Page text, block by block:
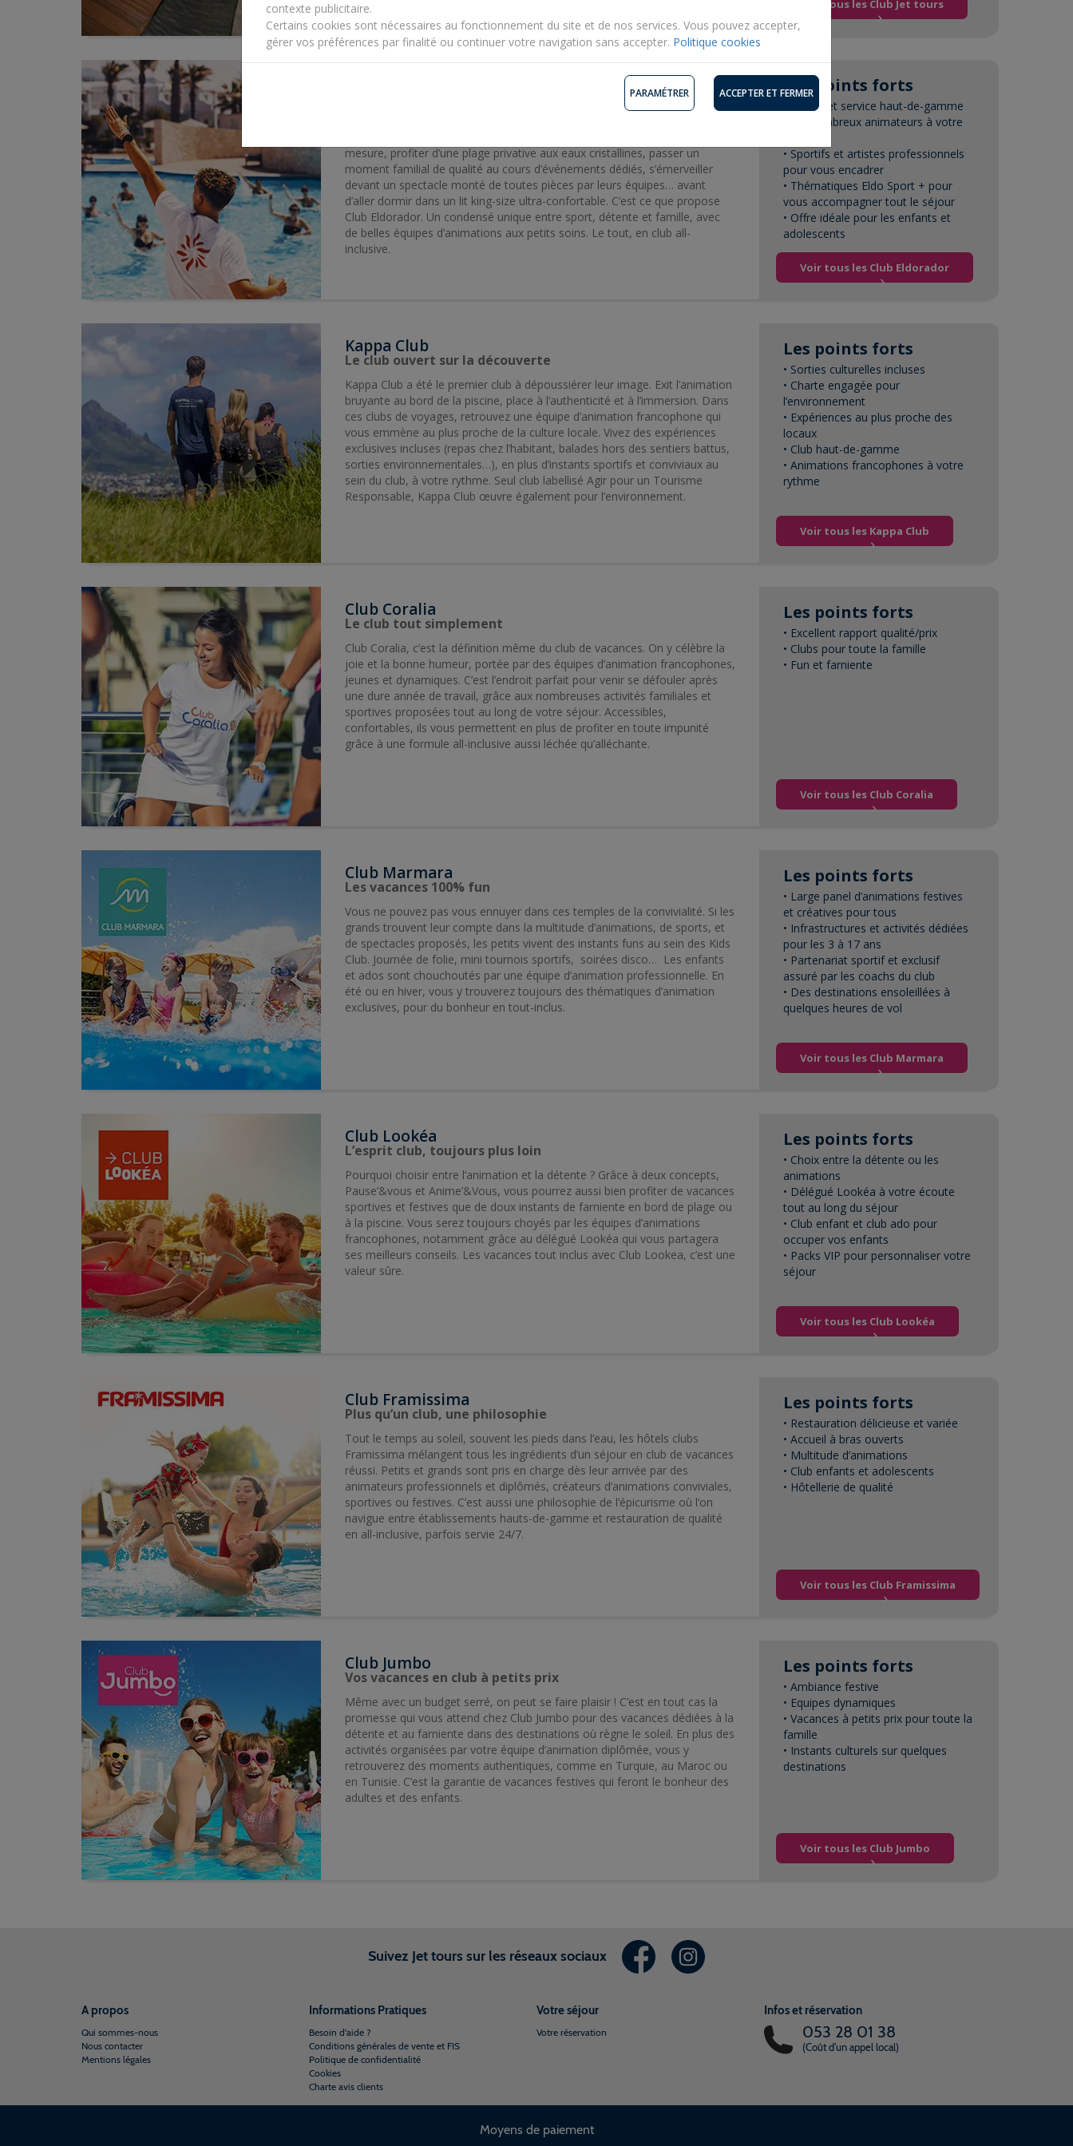
Voir tous les Club Jet tours
mesure, profiter d’une plage privative aux eaux cristallines, passer un
moment familial de qualité au cours d’événements dédiés, s’émerveiller
devant un spectacle monté de toutes pièces par leurs équipes… avant
d’aller dormir dans un lit king-size ultra-confortable. C’est ce que propose
Club Eldorador. Un condensé unique entre sport, détente et famille, avec
de belles équipes d’animations aux petits soins. Le tout, en club all-
inclusive.
Les points forts
• Hôtels et service haut-de-gamme
• De nombreux animateurs à votre
• Sportifs et artistes professionnels
pour vous encadrer
• Thématiques Eldo Sport + pour
vous accompagner tout le séjour
• Offre idéale pour les enfants et
adolescents
Voir tous les Club Eldorador
Kappa Club
Le club ouvert sur la découverte
Kappa Club a été le premier club à dépoussiérer leur image. Exit l’animation
bruyante au bord de la piscine, place à l’authenticité et à l’immersion. Dans
ces clubs de voyages, retrouvez une équipe d’animation francophone qui
vous emmène au plus proche de la culture locale. Vivez des expériences
exclusives incluses (repas chez l’habitant, balades hors des sentiers battus,
sorties environnementales…), en plus d’instants sportifs et conviviaux au
sein du club, à votre rythme. Seul club labellisé Agir pour un Tourisme
Responsable, Kappa Club œuvre également pour l’environnement.
Les points forts
• Sorties culturelles incluses
• Charte engagée pour
l’environnement
• Expériences au plus proche des
locaux
• Club haut-de-gamme
• Animations francophones à votre
rythme
Voir tous les Kappa Club
Club Coralia
Le club tout simplement
Club Coralia, c’est la définition même du club de vacances. On y célèbre la
joie et la bonne humeur, portée par des équipes d’animation francophones,
jeunes et dynamiques. C’est l’endroit parfait pour venir se défouler après
une dure année de travail, grâce aux nombreuses activités familiales et
sportives proposées tout au long de votre séjour. Accessibles,
confortables, ils vous permettent en plus de profiter en toute impunité
grâce à une formule all-inclusive aussi léchée qu’alléchante.
Les points forts
• Excellent rapport qualité/prix
• Clubs pour toute la famille
• Fun et farniente
Voir tous les Club Coralia
Club Marmara
Les vacances 100% fun
Vous ne pouvez pas vous ennuyer dans ces temples de la convivialité. Si les
grands trouvent leur compte dans la multitude d’animations, de sports, et
de spectacles proposés, les petits vivent des instants funs au sein des Kids
Club. Journée de folie, mini tournois sportifs, soirées disco… Les enfants
et ados sont chouchoutés par une équipe d’animation professionnelle. En
été ou en hiver, vous y trouverez toujours des thématiques d’animation
exclusives, pour du bonheur en tout-inclus.
Les points forts
• Large panel d’animations festives
et créatives pour tous
• Infrastructures et activités dédiées
pour les 3 à 17 ans
• Partenariat sportif et exclusif
assuré par les coachs du club
• Des destinations ensoleillées à
quelques heures de vol
Voir tous les Club Marmara
Club Lookéa
L’esprit club, toujours plus loin
Pourquoi choisir entre l’animation et la détente ? Grâce à deux concepts,
Pause’&vous et Anime’&Vous, vous pourrez aussi bien profiter de vacances
sportives et festives que de doux instants de farniente en bord de plage ou
à la piscine. Vous serez toujours choyés par les équipes d’animations
francophones, notamment grâce au délégué Lookéa qui vous partagera
ses meilleurs conseils. Les vacances tout inclus avec Club Lookea, c’est une
valeur sûre.
Les points forts
• Choix entre la détente ou les
animations
• Délégué Lookéa à votre écoute
tout au long du séjour
• Club enfant et club ado pour
occuper vos enfants
• Packs VIP pour personnaliser votre
séjour
Voir tous les Club Lookéa
Club Framissima
Plus qu’un club, une philosophie
Tout le temps au soleil, souvent les pieds dans l’eau, les hôtels clubs
Framissima mélangent tous les ingrédients d’un séjour en club de vacances
réussi. Petits et grands sont pris en charge dès leur arrivée par des
animateurs professionnels et diplômés, créateurs d’animations conviviales,
sportives ou festives. C’est aussi une philosophie de l’épicurisme où l’on
navigue entre établissements hauts-de-gamme et restauration de qualité
en all-inclusive, parfois servie 24/7.
Les points forts
• Restauration délicieuse et variée
• Accueil à bras ouverts
• Multitude d’animations
• Club enfants et adolescents
• Hôtellerie de qualité
Voir tous les Club Framissima
Club Jumbo
Vos vacances en club à petits prix
Même avec un budget serré, on peut se faire plaisir ! C’est en tout cas la
promesse qui vous attend chez Club Jumbo pour des vacances dédiées à la
détente et au farniente dans des destinations où règne le soleil. En plus des
activités organisées par votre équipe d’animation diplômée, vous y
retrouverez des moments authentiques, comme en Turquie, au Maroc ou
en Tunisie. C’est la garantie de vacances festives qui feront le bonheur des
adultes et des enfants.
Les points forts
• Ambiance festive
• Equipes dynamiques
• Vacances à petits prix pour toute la
famille
• Instants culturels sur quelques
destinations
Voir tous les Club Jumbo
Suivez Jet tours sur les réseaux sociaux
A propos
Qui sommes-nous
Nous contacter
Mentions légales
Informations Pratiques
Besoin d'aide ?
Conditions générales de vente et FIS
Politique de confidentialité
Cookies
Charte avis clients
Votre séjour
Votre réservation
Infos et réservation
053 28 01 38
(Coût d'un appel local)
Moyens de paiement
contexte publicitaire.
Certains cookies sont nécessaires au fonctionnement du site et de nos services. Vous pouvez accepter,
gérer vos préférences par finalité ou continuer votre navigation sans accepter. Politique cookies
PARAMÉTRER ACCEPTER ET FERMER